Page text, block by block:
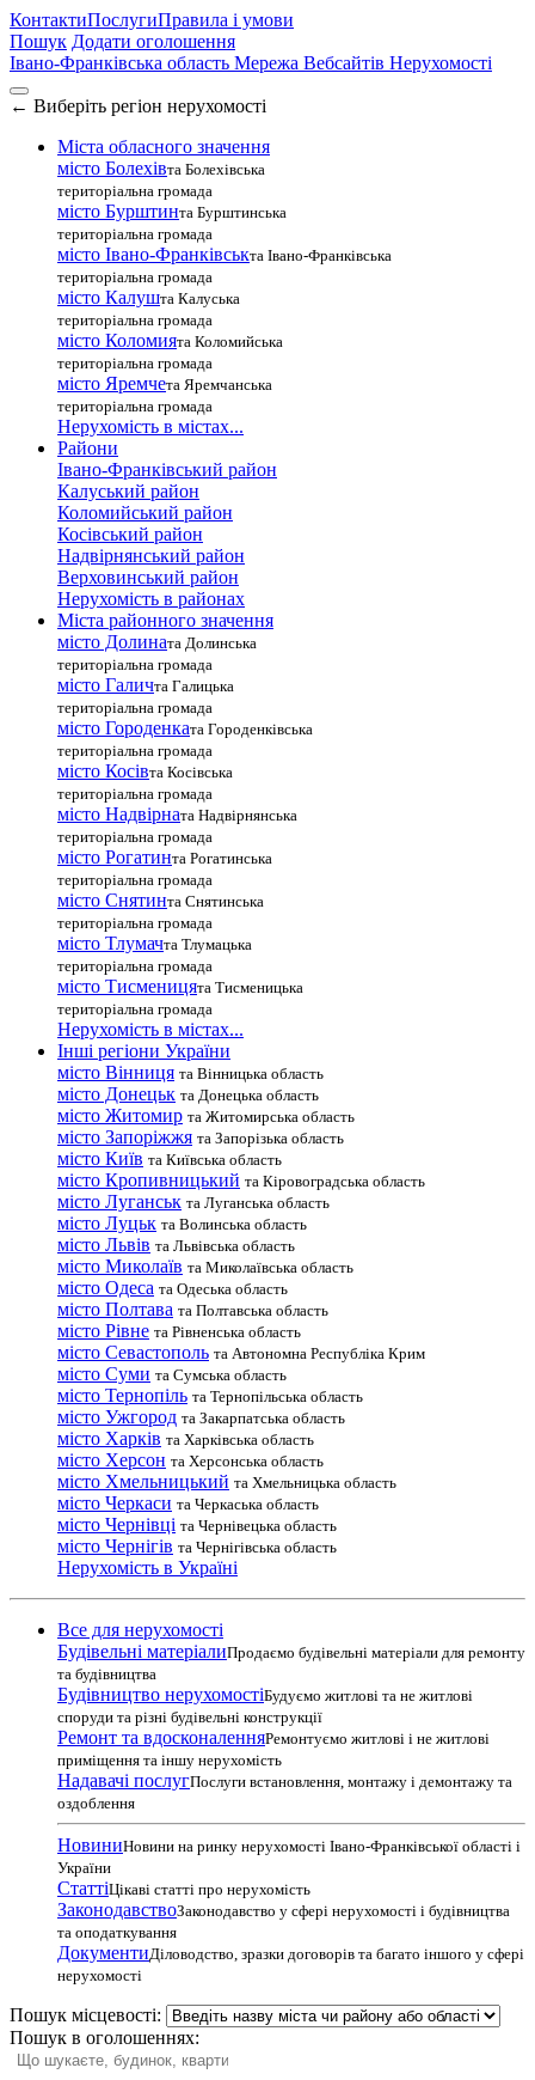
КонтактиПослугиПравила і умови
Пошук Додати оголошення
Івано-Франківська область Мережа Вебсайтів Нерухомості
← Виберіть регіон нерухомості
Міста обласного значення
місто Болехівта Болехівська
територіальна громада
місто Бурштинта Бурштинська
територіальна громада
місто Івано-Франківськта Івано-Франківська
територіальна громада
місто Калушта Калуська
територіальна громада
місто Коломията Коломийська
територіальна громада
місто Яремчета Яремчанська
територіальна громада
Нерухомість в містах...
Райони
Івано-Франківський район
Калуський район
Коломийський район
Косівський район
Надвірнянський район
Верховинський район
Нерухомість в районах
Міста районного значення
місто Долината Долинська
територіальна громада
місто Галичта Галицька
територіальна громада
місто Городенката Городенківська
територіальна громада
місто Косівта Косівська
територіальна громада
місто Надвірната Надвірнянська
територіальна громада
місто Рогатинта Рогатинська
територіальна громада
місто Снятинта Снятинська
територіальна громада
місто Тлумачта Тлумацька
територіальна громада
місто Тисменицята Тисменицька
територіальна громада
Нерухомість в містах...
Інші регіони України
місто Вінниця та Вінницька область
місто Донецьк та Донецька область
місто Житомир та Житомирська область
місто Запоріжжя та Запорізька область
місто Київ та Київська область
місто Кропивницький та Кіровоградська область
місто Луганськ та Луганська область
місто Луцьк та Волинська область
місто Львів та Львівська область
місто Миколаїв та Миколаївська область
місто Одеса та Одеська область
місто Полтава та Полтавська область
місто Рівне та Рівненська область
місто Севастополь та Автономна Республіка Крим
місто Суми та Сумська область
місто Тернопіль та Тернопільська область
місто Ужгород та Закарпатська область
місто Харків та Харківська область
місто Херсон та Херсонська область
місто Хмельницький та Хмельницька область
місто Черкаси та Черкаська область
місто Чернівці та Чернівецька область
місто Чернігів та Чернігівська область
Нерухомість в Україні
Все для нерухомості
Будівельні матеріалиПродаємо будівельні матеріали для ремонту
та будівництва
Будівництво нерухомостіБудуємо житлові та не житлові
споруди та різні будівельні конструкції
Ремонт та вдосконаленняРемонтуємо житлові і не житлові
приміщення та іншу нерухомість
Надавачі послугПослуги встановлення, монтажу і демонтажу та
оздоблення
НовиниНовини на ринку нерухомості Івано-Франківської області і
України
СтаттіЦікаві статті про нерухомість
ЗаконодавствоЗаконодавство у сфері нерухомості і будівництва
та оподаткування
ДокументиДіловодство, зразки договорів та багато іншого у сфері
нерухомості
Пошук місцевості:
Пошук в оголошеннях: